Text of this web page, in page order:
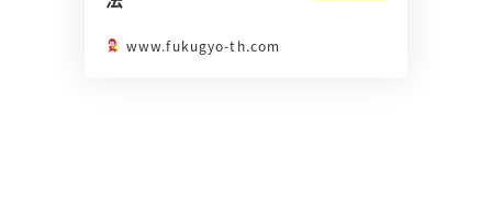
www.fukugyo-th.com